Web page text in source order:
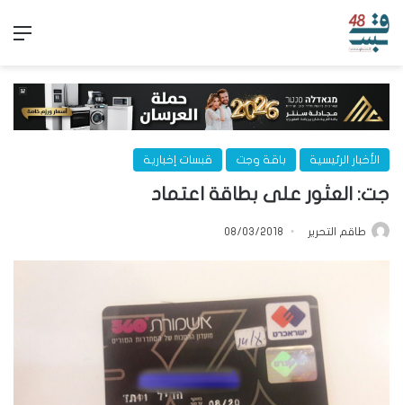
الأخبار الرئيسية باقة وجت قبسات إخبارية
جت: العثور على بطاقة اعتماد
طاقم التحرير 08/03/2018